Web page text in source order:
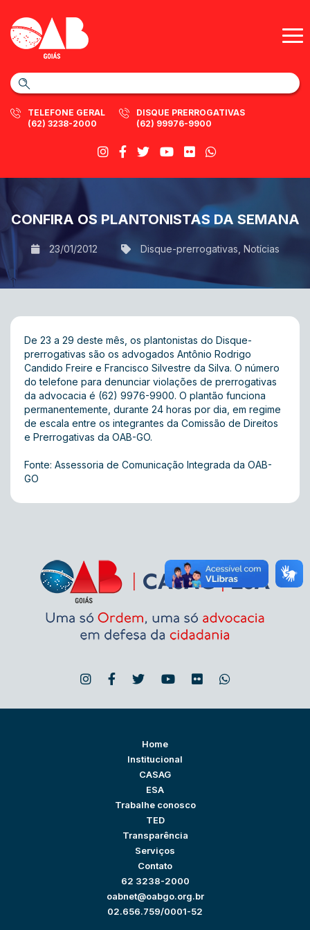
TELEFONE GERAL
(62) 3238-2000
DISQUE PRERROGATIVAS
(62) 99976-9900
CONFIRA OS PLANTONISTAS DA SEMANA
23/01/2012 Disque-prerrogativas Notícias
De 23 a 29 deste mês, os plantonistas do Disque-
prerrogativas são os advogados Antônio Rodrigo
Candido Freire e Francisco Silvestre da Silva. O número
do telefone para denunciar violações de prerrogativas
da advocacia é (62) 9976-9900. O plantão funciona
permanentemente, durante 24 horas por dia, em regime
de escala entre os integrantes da Comissão de Direitos
e Prerrogativas da OAB-GO.
Fonte: Assessoria de Comunicação Integrada da OAB-
GO
Home
Institucional
CASAG
ESA
Trabalhe conosco
TED
Transparência
Serviços
Contato
62 3238-2000
oabnet@oabgo.org.br
02.656.759/0001-52